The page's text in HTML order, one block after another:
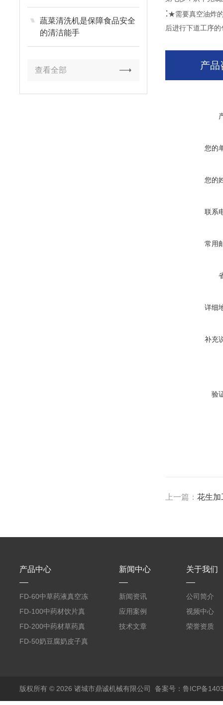
蔬菜清洗机是保障食品安全
的清洁能手
查看全部
: ★需要真空油炸
后进行下道工序的
产品
您的
您的
联系
常用
详细
补充
验
上一篇：花生加
产品中心
FD-60中草药液真空冻
干机
FD-100中药材饮片真
空冻干机
FD-200中药材草药真
空冻干机
FD-50奶豆腐奶皮子真
新闻中心
新闻资讯
应用案例
技术文章
关于我们
公司简介
视频中心
荣誉资质
版权所有 © 2026 诸城市鼎诚机械有限公司 备案号：鲁ICP备